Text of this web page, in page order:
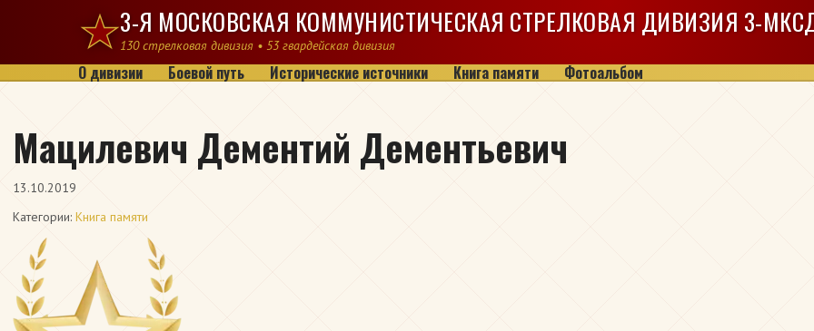
Перейти к содержимому3-Я МОСКОВСКАЯ КОММУНИСТИЧЕСКАЯ СТРЕЛКОВАЯ ДИВИЗИЯ 3-
130 стрелковая дивизия • 53 гвардейская дивизия
О дивизии Боевой путь Исторические источники Книга памяти Фотоальбом
Мацилевич Дементий Дементьевич
13.10.2019
Категории: Книга памяти